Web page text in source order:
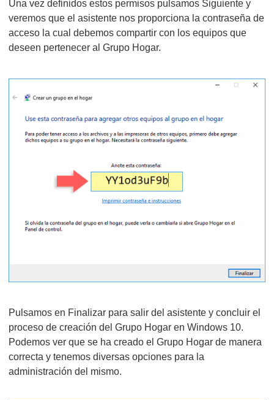
Una vez definidos estos permisos pulsamos Siguiente y
veremos que el asistente nos proporciona la contraseña de
acceso la cual debemos compartir con los equipos que
deseen pertenecer al Grupo Hogar.
Pulsamos en Finalizar para salir del asistente y concluir el
proceso de creación del Grupo Hogar en Windows 10.
Podemos ver que se ha creado el Grupo Hogar de manera
correcta y tenemos diversas opciones para la
administración del mismo.